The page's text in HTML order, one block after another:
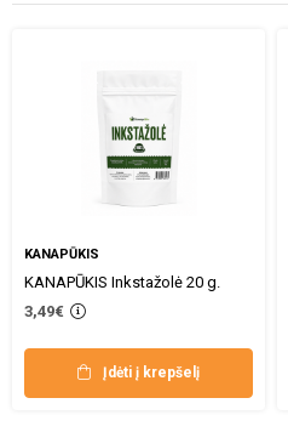
KANAPŪKIS
KANAPŪKIS Inkstažolė 20 g.
3,49€
Įdėti į krepšelį